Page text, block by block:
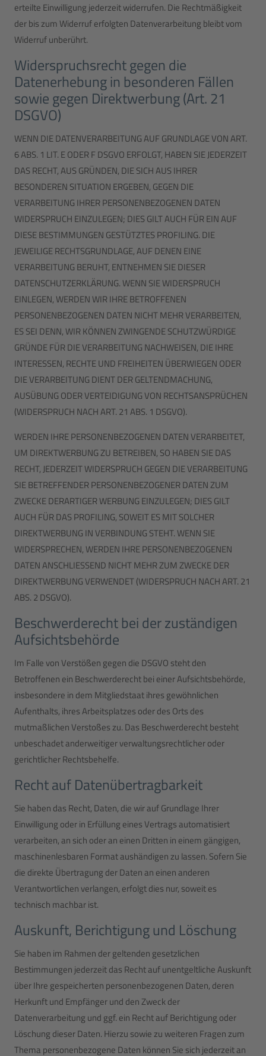
erteilte Einwilligung jederzeit widerrufen. Die Rechtmäßigkeit
der bis zum Widerruf erfolgten Datenverarbeitung bleibt vom
Widerruf unberührt.
Widerspruchsrecht gegen die
Datenerhebung in besonderen Fällen
sowie gegen Direktwerbung (Art. 21
DSGVO)
WENN DIE DATENVERARBEITUNG AUF GRUNDLAGE VON ART.
6 ABS. 1 LIT. E ODER F DSGVO ERFOLGT, HABEN SIE JEDERZEIT
DAS RECHT, AUS GRÜNDEN, DIE SICH AUS IHRER
BESONDEREN SITUATION ERGEBEN, GEGEN DIE
VERARBEITUNG IHRER PERSONENBEZOGENEN DATEN
WIDERSPRUCH EINZULEGEN; DIES GILT AUCH FÜR EIN AUF
DIESE BESTIMMUNGEN GESTÜTZTES PROFILING. DIE
JEWEILIGE RECHTSGRUNDLAGE, AUF DENEN EINE
VERARBEITUNG BERUHT, ENTNEHMEN SIE DIESER
DATENSCHUTZERKLÄRUNG. WENN SIE WIDERSPRUCH
EINLEGEN, WERDEN WIR IHRE BETROFFENEN
PERSONENBEZOGENEN DATEN NICHT MEHR VERARBEITEN,
ES SEI DENN, WIR KÖNNEN ZWINGENDE SCHUTZWÜRDIGE
GRÜNDE FÜR DIE VERARBEITUNG NACHWEISEN, DIE IHRE
INTERESSEN, RECHTE UND FREIHEITEN ÜBERWIEGEN ODER
DIE VERARBEITUNG DIENT DER GELTENDMACHUNG,
AUSÜBUNG ODER VERTEIDIGUNG VON RECHTSANSPRÜCHEN
(WIDERSPRUCH NACH ART. 21 ABS. 1 DSGVO).
WERDEN IHRE PERSONENBEZOGENEN DATEN VERARBEITET,
UM DIREKTWERBUNG ZU BETREIBEN, SO HABEN SIE DAS
RECHT, JEDERZEIT WIDERSPRUCH GEGEN DIE VERARBEITUNG
SIE BETREFFENDER PERSONENBEZOGENER DATEN ZUM
ZWECKE DERARTIGER WERBUNG EINZULEGEN; DIES GILT
AUCH FÜR DAS PROFILING, SOWEIT ES MIT SOLCHER
DIREKTWERBUNG IN VERBINDUNG STEHT. WENN SIE
WIDERSPRECHEN, WERDEN IHRE PERSONENBEZOGENEN
DATEN ANSCHLIESSEND NICHT MEHR ZUM ZWECKE DER
DIREKTWERBUNG VERWENDET (WIDERSPRUCH NACH ART. 21
ABS. 2 DSGVO).
Beschwerde­recht bei der zuständigen
Aufsichts­behörde
Im Falle von Verstößen gegen die DSGVO steht den
Betroffenen ein Beschwerderecht bei einer Aufsichtsbehörde,
insbesondere in dem Mitgliedstaat ihres gewöhnlichen
Aufenthalts, ihres Arbeitsplatzes oder des Orts des
mutmaßlichen Verstoßes zu. Das Beschwerderecht besteht
unbeschadet anderweitiger verwaltungsrechtlicher oder
gerichtlicher Rechtsbehelfe.
Recht auf Daten­übertrag­barkeit
Sie haben das Recht, Daten, die wir auf Grundlage Ihrer
Einwilligung oder in Erfüllung eines Vertrags automatisiert
verarbeiten, an sich oder an einen Dritten in einem gängigen,
maschinenlesbaren Format aushändigen zu lassen. Sofern Sie
die direkte Übertragung der Daten an einen anderen
Verantwortlichen verlangen, erfolgt dies nur, soweit es
technisch machbar ist.
Auskunft, Berichtigung und Löschung
Sie haben im Rahmen der geltenden gesetzlichen
Bestimmungen jederzeit das Recht auf unentgeltliche Auskunft
über Ihre gespeicherten personenbezogenen Daten, deren
Herkunft und Empfänger und den Zweck der
Datenverarbeitung und ggf. ein Recht auf Berichtigung oder
Löschung dieser Daten. Hierzu sowie zu weiteren Fragen zum
Thema personenbezogene Daten können Sie sich jederzeit an